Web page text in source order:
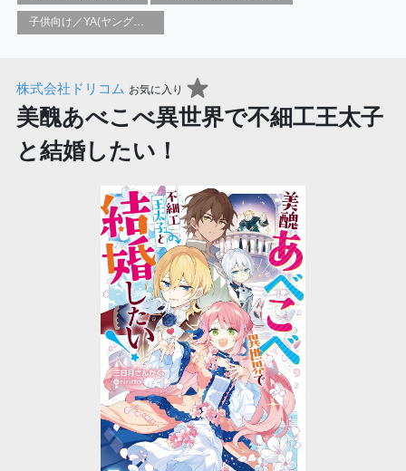
子供向け／YA(ヤングアダルト)向け一般：芸術&芸術家
株式会社ドリコム お気に入り
美醜あべこべ異世界で不細工王太子
と結婚したい！